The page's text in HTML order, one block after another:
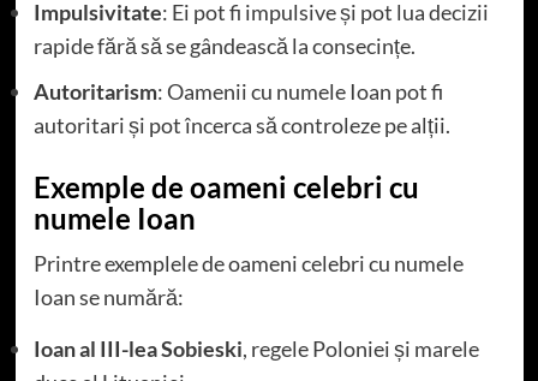
Impulsivitate: Ei pot fi impulsive și pot lua decizii
rapide fără să se gândească la consecințe.
Autoritarism: Oamenii cu numele Ioan pot fi
autoritari și pot încerca să controleze pe alții.
Exemple de oameni celebri cu
numele Ioan
Printre exemplele de oameni celebri cu numele
Ioan se numără:
Ioan al III-lea Sobieski, regele Poloniei și marele